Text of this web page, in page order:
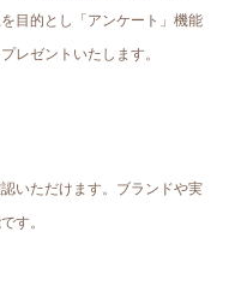
目的とし「アンケート」機能
レゼントいたします。
いただけます。ブランドや実
す。